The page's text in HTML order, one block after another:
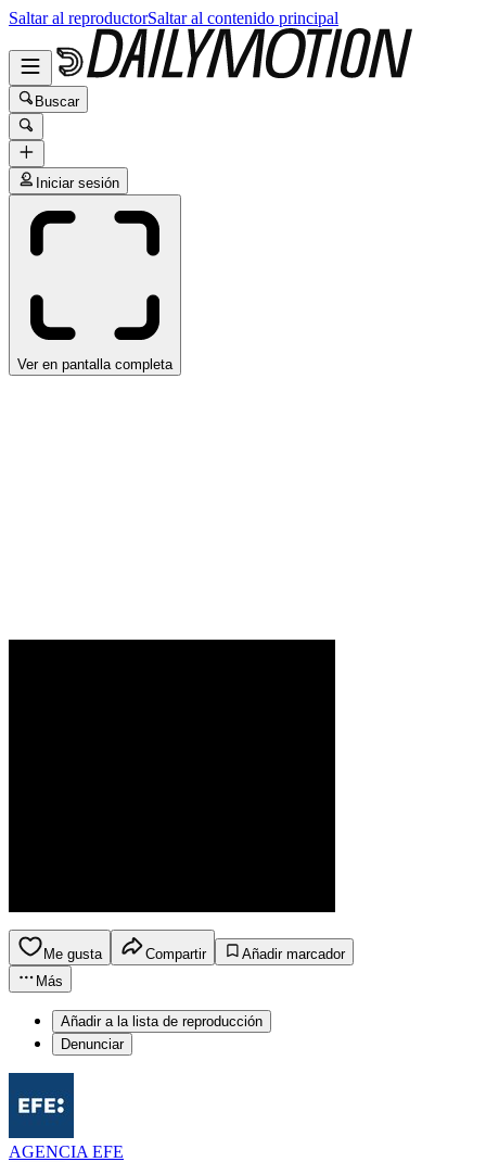
Saltar al reproductorSaltar al contenido principal
Buscar
Iniciar sesión
Ver en pantalla completa
Me gusta Compartir
Añadir marcador
Más
Añadir a la lista de reproducción
Denunciar
AGENCIA EFE